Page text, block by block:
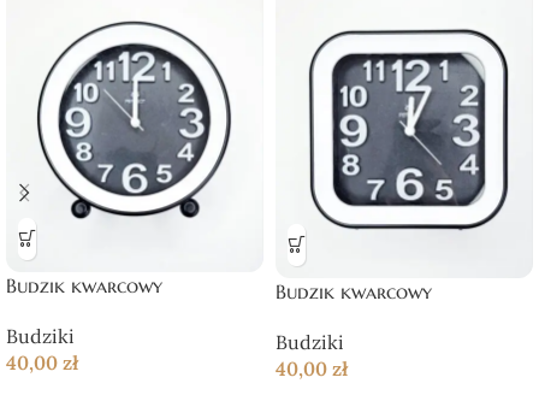
Budzik kwarcowy
Budziki
40,00 zł
Budzik kwarcowy
Budziki
40,00 zł